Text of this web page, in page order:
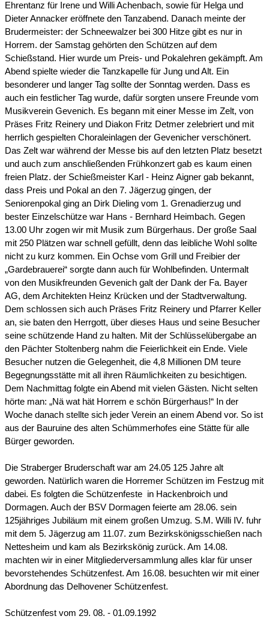
Ehrentanz für Irene und Willi Achenbach, sowie für Helga und
Dieter Annacker eröffnete den Tanzabend. Danach meinte der
Brudermeister: der Schneewalzer bei 300 Hitze gibt es nur in
Horrem. der Samstag gehörten den Schützen auf dem
Schießstand. Hier wurde um Preis- und Pokalehren gekämpft. Am
Abend spielte wieder die Tanzkapelle für Jung und Alt. Ein
besonderer und langer Tag sollte der Sonntag werden. Dass es
auch ein festlicher Tag wurde, dafür sorgten unsere Freunde vom
Musikverein Gevenich. Es begann mit einer Messe im Zelt, von
Präses Fritz Reinery und Diakon Fritz Detmer zelebriert und mit
herrlich gespielten Choraleinlagen der Gevenicher verschönert.
Das Zelt war während der Messe bis auf den letzten Platz besetzt
und auch zum anschließenden Frühkonzert gab es kaum einen
freien Platz. der Schießmeister Karl - Heinz Aigner gab bekannt,
dass Preis und Pokal an den 7. Jägerzug gingen, der
Seniorenpokal ging an Dirk Dieling vom 1. Grenadierzug und
bester Einzelschütze war Hans - Bernhard Heimbach. Gegen
13.00 Uhr zogen wir mit Musik zum Bürgerhaus. Der große Saal
mit 250 Plätzen war schnell gefüllt, denn das leibliche Wohl sollte
nicht zu kurz kommen. Ein Ochse vom Grill und Freibier der
„Gardebrauerei“ sorgte dann auch für Wohlbefinden. Untermalt
von den Musikfreunden Gevenich galt der Dank der Fa. Bayer
AG, dem Architekten Heinz Krücken und der Stadtverwaltung.
Dem schlossen sich auch Präses Fritz Reinery und Pfarrer Keller
an, sie baten den Herrgott, über dieses Haus und seine Besucher
seine schützende Hand zu halten. Mit der Schlüsselübergabe an
den Pächter Stoltenberg nahm die Feierlichkeit ein Ende. Viele
Besucher nutzen die Gelegenheit, die 4,8 Millionen DM teure
Begegnungsstätte mit all ihren Räumlichkeiten zu besichtigen.
Dem Nachmittag folgte ein Abend mit vielen Gästen. Nicht selten
hörte man: „Nä wat hät Horrem e schön Bürgerhaus!“ In der
Woche danach stellte sich jeder Verein an einem Abend vor. So ist
aus der Bauruine des alten Schümmerhofes eine Stätte für alle
Bürger geworden.
Die Straberger Bruderschaft war am 24.05 125 Jahre alt
geworden. Natürlich waren die Horremer Schützen im Festzug mit
dabei. Es folgten die Schützenfeste in Hackenbroich und
Dormagen. Auch der BSV Dormagen feierte am 28.06. sein
125jähriges Jubiläum mit einem großen Umzug. S.M. Willi IV. fuhr
mit dem 5. Jägerzug am 11.07. zum Bezirkskönigsschießen nach
Nettesheim und kam als Bezirkskönig zurück. Am 14.08.
machten wir in einer Mitgliederversammlung alles klar für unser
bevorstehendes Schützenfest. Am 16.08. besuchten wir mit einer
Abordnung das Delhovener Schützenfest.
Schützenfest vom 29. 08. - 01.09.1992